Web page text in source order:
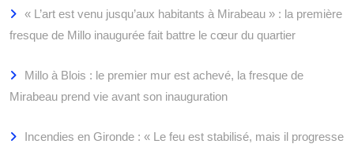
« L’art est venu jusqu’aux habitants à Mirabeau » : la première
fresque de Millo inaugurée fait battre le cœur du quartier
Millo à Blois : le premier mur est achevé, la fresque de
Mirabeau prend vie avant son inauguration
Incendies en Gironde : « Le feu est stabilisé, mais il progresse